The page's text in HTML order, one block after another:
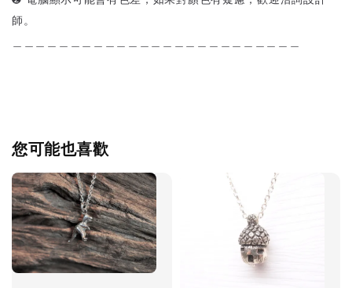
師。
您可能也喜歡